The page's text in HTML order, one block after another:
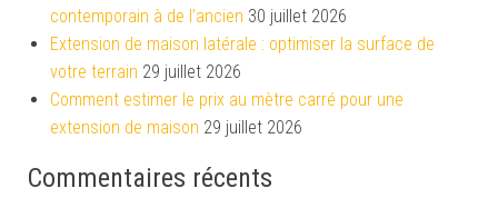
contemporain à de l’ancien 30 juillet 2026
Extension de maison latérale : optimiser la surface de
votre terrain 29 juillet 2026
Comment estimer le prix au mètre carré pour une
extension de maison 29 juillet 2026
Commentaires récents